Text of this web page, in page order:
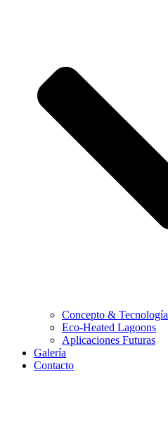
Concepto & Tecnología
Eco-Heated Lagoons
Aplicaciones Futuras
Galería
Contacto